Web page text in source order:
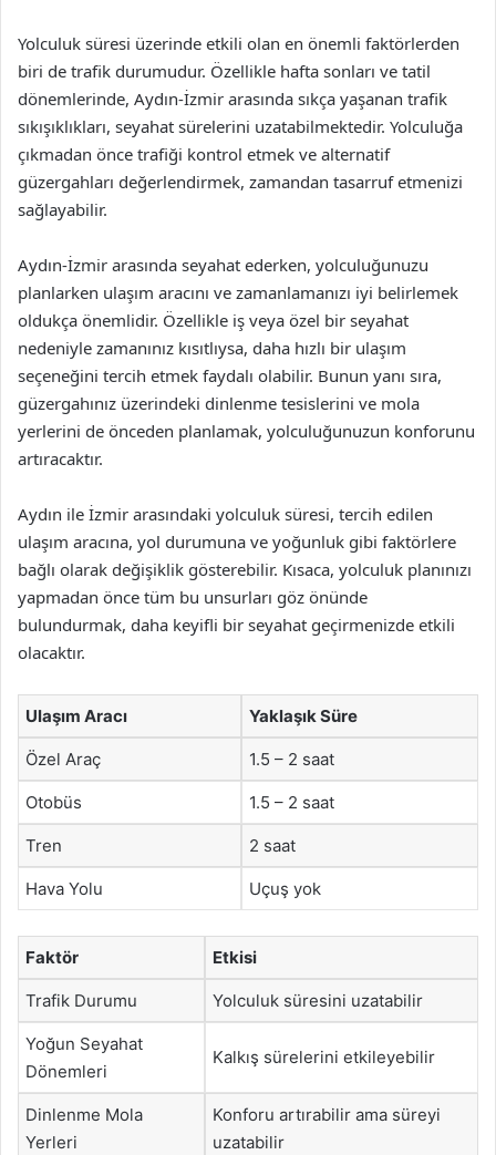
Yolculuk süresi üzerinde etkili olan en önemli faktörlerden
biri de trafik durumudur. Özellikle hafta sonları ve tatil
dönemlerinde, Aydın-İzmir arasında sıkça yaşanan trafik
sıkışıklıkları, seyahat sürelerini uzatabilmektedir. Yolculuğa
çıkmadan önce trafiği kontrol etmek ve alternatif
güzergahları değerlendirmek, zamandan tasarruf etmenizi
sağlayabilir.
Aydın-İzmir arasında seyahat ederken, yolculuğunuzu
planlarken ulaşım aracını ve zamanlamanızı iyi belirlemek
oldukça önemlidir. Özellikle iş veya özel bir seyahat
nedeniyle zamanınız kısıtlıysa, daha hızlı bir ulaşım
seçeneğini tercih etmek faydalı olabilir. Bunun yanı sıra,
güzergahınız üzerindeki dinlenme tesislerini ve mola
yerlerini de önceden planlamak, yolculuğunuzun konforunu
artıracaktır.
Aydın ile İzmir arasındaki yolculuk süresi, tercih edilen
ulaşım aracına, yol durumuna ve yoğunluk gibi faktörlere
bağlı olarak değişiklik gösterebilir. Kısaca, yolculuk planınızı
yapmadan önce tüm bu unsurları göz önünde
bulundurmak, daha keyifli bir seyahat geçirmenizde etkili
olacaktır.
Ulaşım Aracı Yaklaşık Süre
Özel Araç 1.5 – 2 saat
Otobüs 1.5 – 2 saat
Tren 2 saat
Hava Yolu Uçuş yok
Faktör Etkisi
Trafik Durumu Yolculuk süresini uzatabilir
Yoğun Seyahat
Dönemleri
Kalkış sürelerini etkileyebilir
Dinlenme Mola
Yerleri
Konforu artırabilir ama süreyi
uzatabilir